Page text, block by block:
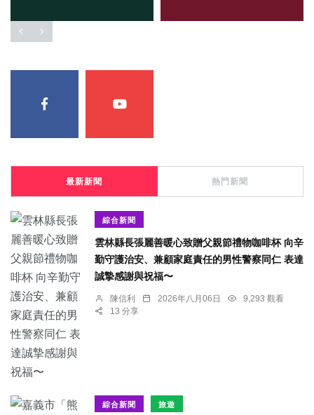
最新新聞 熱門新聞
綜合新聞
雲林縣長張麗善暖心致贈父親節禮物咖啡杯 向辛
勤守護治安、兼顧家庭責任的男性警察同仁 表達
誠摯感謝與祝福〜
陳信利 2026年八月06日
9,293 觀看
13 分享
綜合新聞 旅遊